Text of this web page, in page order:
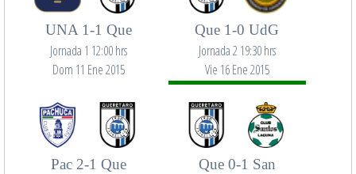
UNA 1-1 Que
Jornada 1 12:00 hrs
Dom 11 Ene 2015
Que 1-0 UdG
Jornada 2 19:30 hrs
Vie 16 Ene 2015
Pac 2-1 Que Que 0-1 San